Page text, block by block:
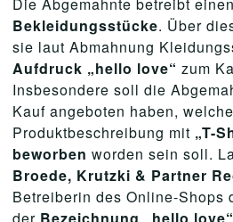
Bekleidungsstücke. Über
sie laut Abmahnung
Aufdruck „hello love“ zum
Insbesondere soll die
Kauf angeboten haben,
Produktbeschreibung mit „T-
beworben worden sein soll.
Broede, Krutzki & Partner
Betreiberin des Online-Shops